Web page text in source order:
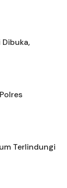
Dibuka,
Terlindungi